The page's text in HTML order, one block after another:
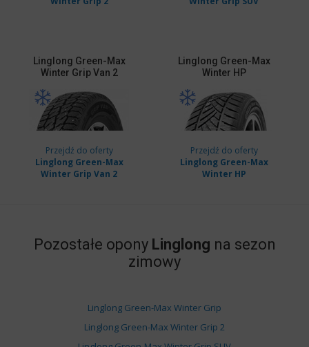
Linglong Green-Max
Winter Grip Van 2
Przejdź do oferty
Linglong Green-Max
Winter Grip Van 2
Linglong Green-Max
Winter HP
Przejdź do oferty
Linglong Green-Max
Winter HP
Pozostałe opony Linglong na sezon
zimowy
Linglong Green-Max Winter Grip
Linglong Green-Max Winter Grip 2